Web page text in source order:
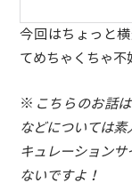
今回はちょっと
てめちゃくちゃ不
※ こちらのお話
などについては素
キュレーション
ないですよ！